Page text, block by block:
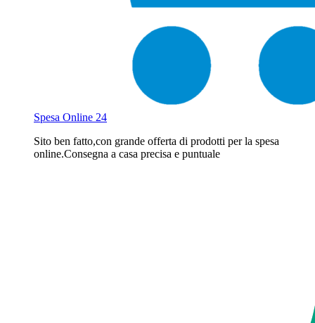
Spesa Online 24
Sito ben fatto,con grande offerta di prodotti per la spesa
online.Consegna a casa precisa e puntuale